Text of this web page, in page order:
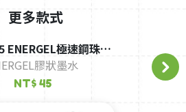
更多款式
ENERGEL極速鋼珠
筆-0.5-黑桿
膠狀墨水
NT$ 45